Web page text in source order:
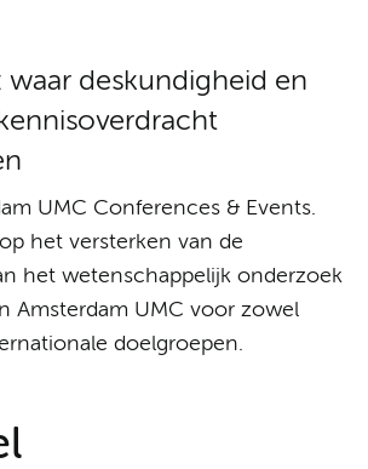
waar deskundigheid en
UMC Conferences & Events.
het versterken van de
het wetenschappelijk onderzoek
Amsterdam UMC voor zowel
doelgroepen.